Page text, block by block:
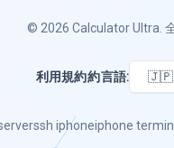
© 2026 Calculator Ultra .
利用規約約言語:
ssh iphoneiphone